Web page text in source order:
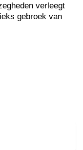
verleegt
gebroek van